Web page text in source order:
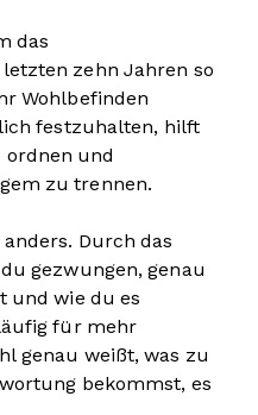
das
zehn Jahren so
Wohlbefinden
festzuhalten, hilft
ordnen und
zu trennen.
Durch das
gezwungen, genau
und wie du es
für mehr
genau weißt, was zu
bekommst, es